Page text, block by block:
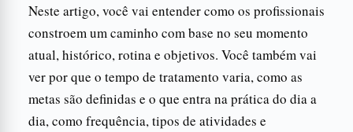
Neste artigo, você vai entender como os profissionais
constroem um caminho com base no seu momento
atual, histórico, rotina e objetivos. Você também vai
ver por que o tempo de tratamento varia, como as
metas são definidas e o que entra na prática do dia a
dia, como frequência, tipos de atividades e